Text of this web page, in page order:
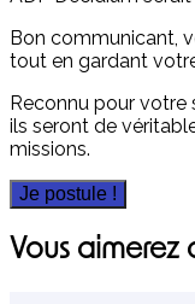
Bon communicant,
tout en gardant
Reconnu pour votre
ils seront de
missions.
Je postule !
Vous aimerez